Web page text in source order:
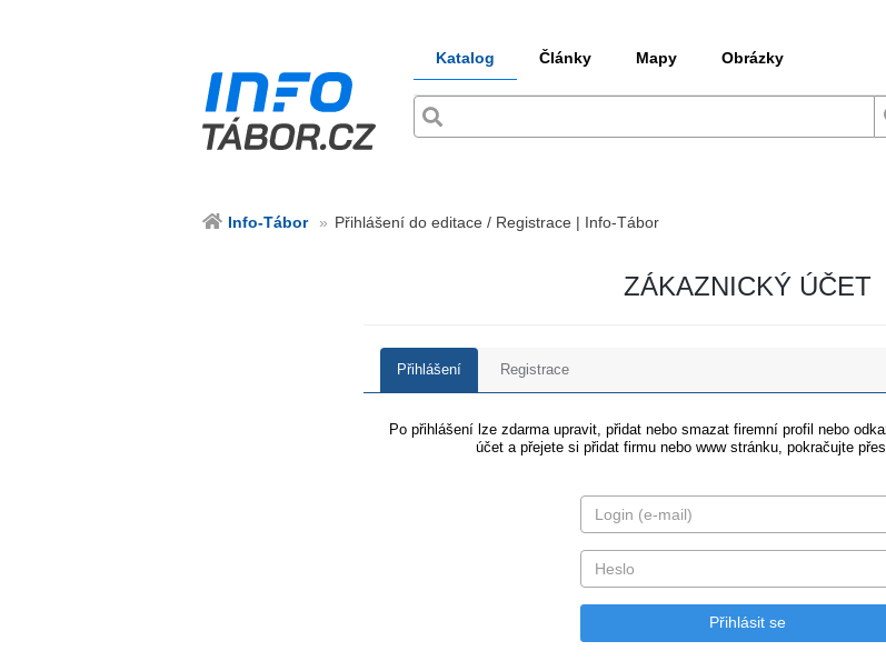
Katalog Články Mapy Obrázky
Info-Tábor Přihlášení do editace / Registrace | Info-Tábor
ZÁKAZNICKÝ ÚČET
Přihlášení Registrace
Po přihlášení lze zdarma upravit, přidat nebo smazat firemní profil nebo
účet a přejete si přidat firmu nebo www stránku, pokračujte